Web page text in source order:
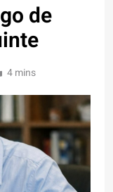
de
4 mins